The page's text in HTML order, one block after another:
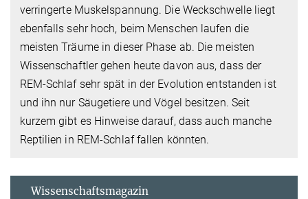
verringerte Muskelspannung. Die Weckschwelle liegt
ebenfalls sehr hoch, beim Menschen laufen die
meisten Träume in dieser Phase ab. Die meisten
Wissenschaftler gehen heute davon aus, dass der
REM-Schlaf sehr spät in der Evolution entstanden ist
und ihn nur Säugetiere und Vögel besitzen. Seit
kurzem gibt es Hinweise darauf, dass auch manche
Reptilien in REM-Schlaf fallen könnten.
Wissenschaftsmagazin